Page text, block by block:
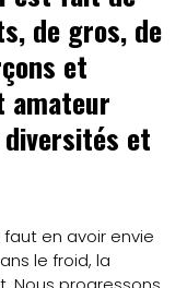
de gros, de
et
amateur
diversités et
faut en avoir envie
le froid, la